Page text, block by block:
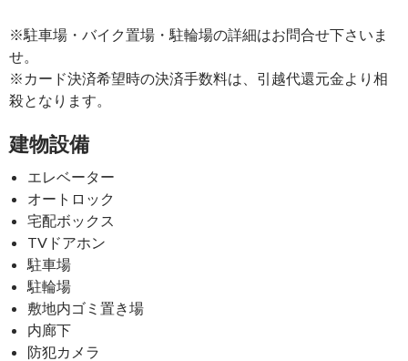
※駐車場・バイク置場・駐輪場の詳細はお問合せ下さいま
せ。
※カード決済希望時の決済手数料は、引越代還元金より相
殺となります。
建物設備
エレベーター
オートロック
宅配ボックス
TVドアホン
駐車場
駐輪場
敷地内ゴミ置き場
内廊下
防犯カメラ